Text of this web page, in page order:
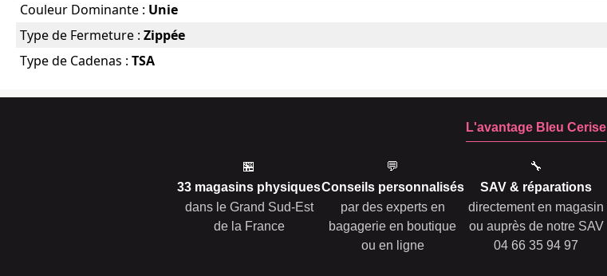
Couleur Dominante : Unie
Type de Fermeture : Zippée
Type de Cadenas : TSA
L'avantage Bleu Cerise
🏪
33 magasins physiques
dans le Grand Sud-Est
de la France
💬
Conseils personnalisés
par des experts en
bagagerie en boutique
ou en ligne
🔧
SAV & réparations
directement en magasin
ou auprès de notre SAV
04 66 35 94 97